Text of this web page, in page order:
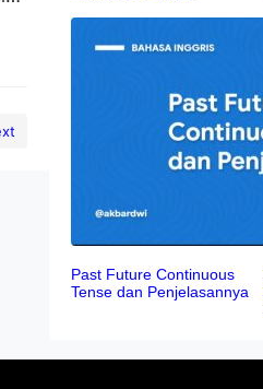
Past Future Continuous
Tense dan Penjelasannya